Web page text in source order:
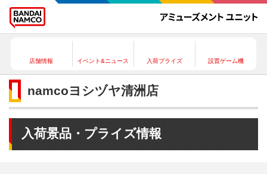
店舗情報 イベント&ニュース 入荷プライズ 設置ゲーム機
namcoヨシヅヤ清洲店
入荷景品・プライズ情報